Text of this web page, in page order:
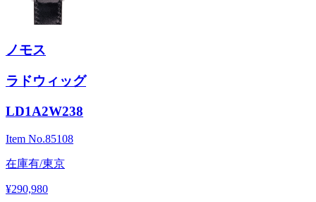
ノモス
ラドウィッグ
LD1A2W238
Item No.85108
在庫有/東京
¥290,980